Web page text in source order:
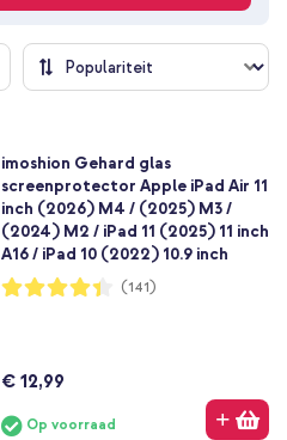
imoshion Gehard glas
screenprotector Apple iPad Air 11
inch (2026) M4 / (2025) M3 /
(2024) M2 / iPad 11 (2025) 11 inch
A16 / iPad 10 (2022) 10.9 inch
Waardering:
87%
(141)
€ 12,99
Op voorraad